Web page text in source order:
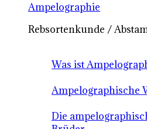
Ampelographie
Rebsortenkunde /
Was ist
Ampelographische
Die